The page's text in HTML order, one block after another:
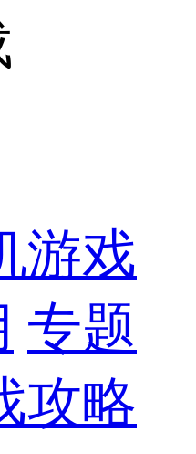
游戏
专题
攻略